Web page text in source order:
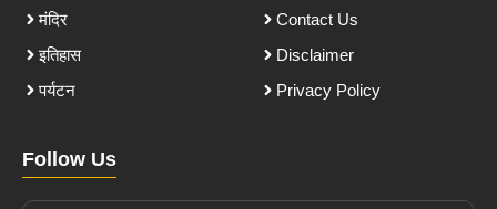
मंदिर
इतिहास
पर्यटन
Contact Us
Disclaimer
Privacy Policy
Follow Us